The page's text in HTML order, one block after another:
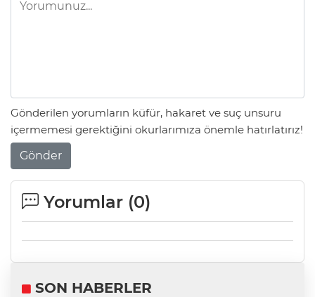
Gönderilen yorumların küfür, hakaret ve suç unsuru
içermemesi gerektiğini okurlarımıza önemle hatırlatırız!
Gönder
Yorumlar (0)
SON HABERLER